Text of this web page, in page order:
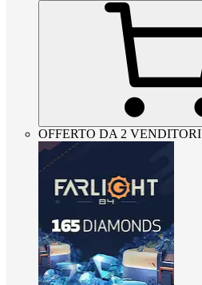
OFFERTO DA 2 VENDITORI